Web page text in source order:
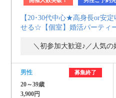
【20･30代中心★高身長or安
せる☆【個室】婚活パーティ
＼初参加大歓迎♪／人気
男性 募集終了
20～39歳
3,900円